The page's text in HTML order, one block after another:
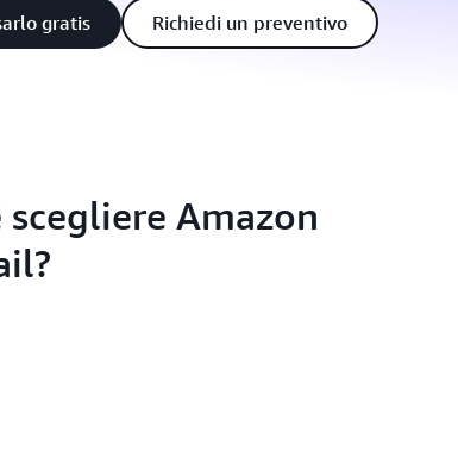
gratis Richiedi un preventivo
scegliere Amazon